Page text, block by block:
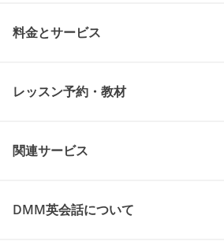
料金とサービス
レッスン予約・教材
関連サービス
DMM英会話について